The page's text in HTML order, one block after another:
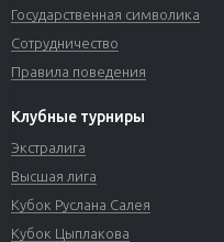
Государственная символика
Сотрудничество
Правила поведения
Клубные турниры
Экстралига
Высшая лига
Кубок Руслана Салея
Кубок Цыплакова